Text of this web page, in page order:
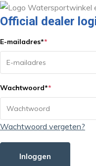
Official dealer
E-mailadres**
Wachtwoord**
Wachtwoord vergeten?
Inloggen